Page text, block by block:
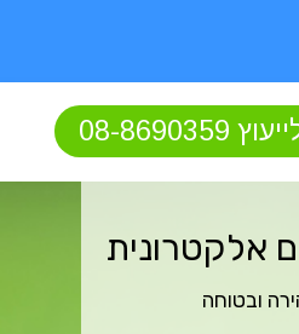
08-8690359
אלקטרונית
ובטוחה